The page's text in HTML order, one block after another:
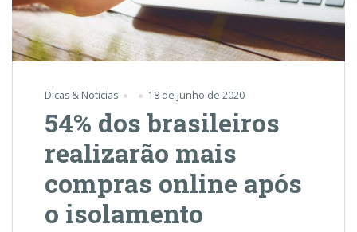
Dicas & Noticias 18 de junho de 2020
54% dos brasileiros
realizarão mais
compras online após
o isolamento